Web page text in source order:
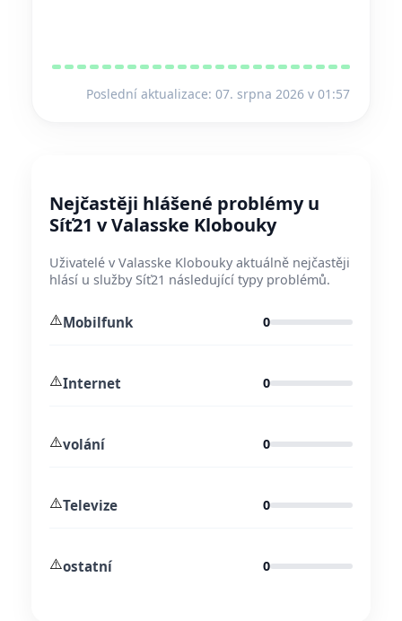
Poslední aktualizace: 07. srpna 2026 v 01:57
Nejčastěji hlášené problémy u
Síť21 v Valasske Klobouky
Uživatelé v Valasske Klobouky aktuálně nejčastěji
hlásí u služby Síť21 následující typy problémů.
⚠️Mobilfunk 0
⚠️Internet 0
⚠️volání 0
⚠️Televize 0
⚠️ostatní 0